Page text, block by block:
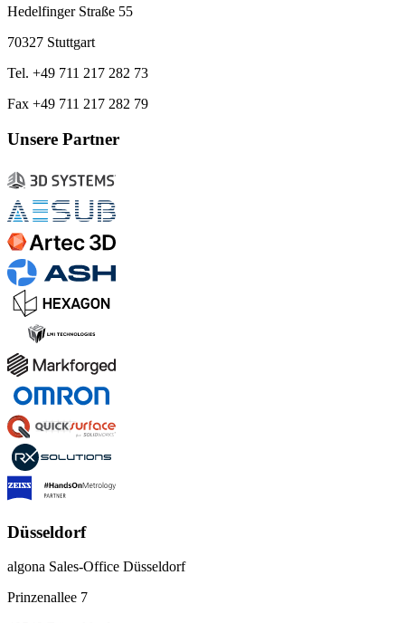
Hedelfinger Straße 55
70327 Stuttgart
Tel. +49 711 217 282 73
Fax +49 711 217 282 79
Unsere Partner
Düsseldorf
algona Sales-Office Düsseldorf
Prinzenallee 7